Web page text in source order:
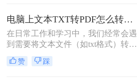
决这个问题。
电脑上文本TXT转PDF怎么转？几种简单转换方法看一看！
在日常工作和学习中，我们经常会遇
到需要将文本文件（如txt格式）转换
成PDF文件的需求。比如，你可能需
要将一篇重要的文档以PDF格式发送
赞 踩